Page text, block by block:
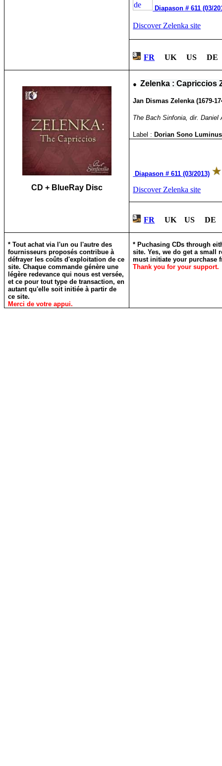
Diapason # 611 (03/
Discover Zelenka site
FR UK US
CD + BlueRay Disc
●Zelenka : Capriccios
Jan Dismas Zelenka (1679-
The Bach Sinfonia, dir. Daniel
Label : Dorian Sono
Diapason # 611 (03/2013)
Discover Zelenka site
FR UK US
* Tout achat via l'un ou l'autre des
fournisseurs proposés contribue à
défrayer les coûts d'exploitation de ce
site. Chaque commande génère une
légère redevance qui nous est versée,
et ce pour tout type de transaction, en
autant qu'elle soit initiée à partir de
ce site.
Merci de votre appui.
* Puchasing CDs through
site. Yes, we do get a small
must initiate your purchase
Thank you for your support.